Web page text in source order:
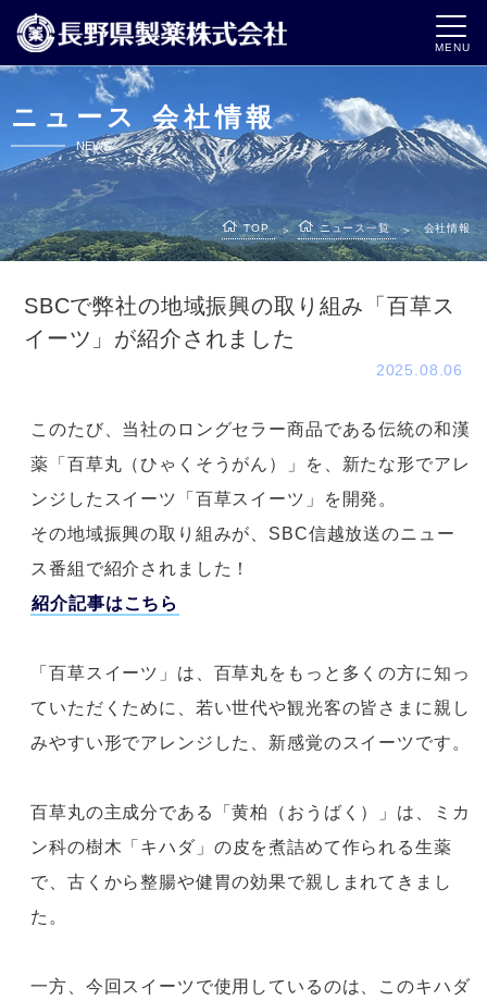
MENU
ニュース 会社情報
NEWS
TOP ＞ ニュース一覧 ＞ 会社情報
SBCで弊社の地域振興の取り組み「百草ス
イーツ」が紹介されました
2025.08.06
このたび、当社のロングセラー商品である伝統の和漢
薬「百草丸（ひゃくそうがん）」を、 新たな形でアレ
ンジしたスイーツ「百草スイーツ」を開発。
その地域振興の取り組みが、SBC信越放送のニュー
ス番組で紹介されました！
紹介記事はこちら
「百草スイーツ」は、百草丸をもっと多くの方に知っ
ていただくために、 若い世代や観光客の皆さまに親し
みやすい形でアレンジした、新感覚のスイーツです。
百草丸の主成分である「黄柏（おうばく）」は、ミカ
ン科の樹木「キハダ」の皮を煮詰めて作られる生薬
で、古くから整腸や健胃の効果で親しまれてきまし
た。
一方、今回スイーツで使用しているのは、このキハダ